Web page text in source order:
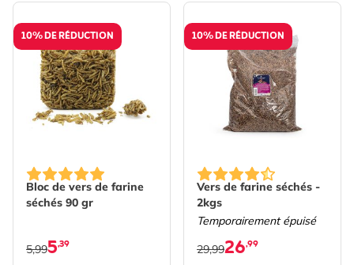
10% DE RÉDUCTION
Bloc de vers de farine
séchés 90 gr
5,39
5,99
10% DE RÉDUCTION
Vers de farine séchés -
2kgs
Temporairement épuisé
26,99
29,99